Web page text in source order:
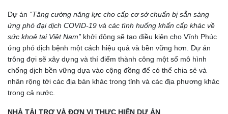
Dự án “Tăng cường năng lực cho cấp cơ sở chuẩn bị sẵn sàng
ứng phó đại dịch COVID-19 và các tình huống khẩn cấp khác về
sức khoẻ tại Việt Nam” khởi động sẽ tạo điều kiện cho Vĩnh Phúc
ứng phó dịch bệnh một cách hiệu quả và bền vững hơn. Dự án
trông đợi sẽ xây dựng và thí điểm thành công một số mô hình
chống dịch bền vững dựa vào cộng đồng để có thể chia sẻ và
nhân rộng tới các địa bàn khác trong tỉnh và các địa phương khác
trong cả nước.
NHÀ TÀI TRỢ VÀ ĐƠN VỊ THỰC HIỆN DỰ ÁN